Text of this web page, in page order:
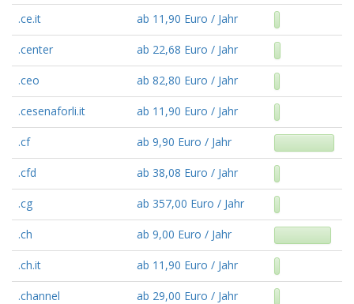
.ce.it ab 11,90 Euro / Jahr
.center ab 22,68 Euro / Jahr
.ceo ab 82,80 Euro / Jahr
.cesenaforli.it ab 11,90 Euro / Jahr
.cf ab 9,90 Euro / Jahr
.cfd ab 38,08 Euro / Jahr
.cg ab 357,00 Euro / Jahr
.ch ab 9,00 Euro / Jahr
.ch.it ab 11,90 Euro / Jahr
.channel ab 29,00 Euro / Jahr